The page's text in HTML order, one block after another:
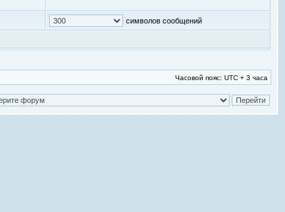
символов сообщений
Часовой пояс: UTC + 3 часа